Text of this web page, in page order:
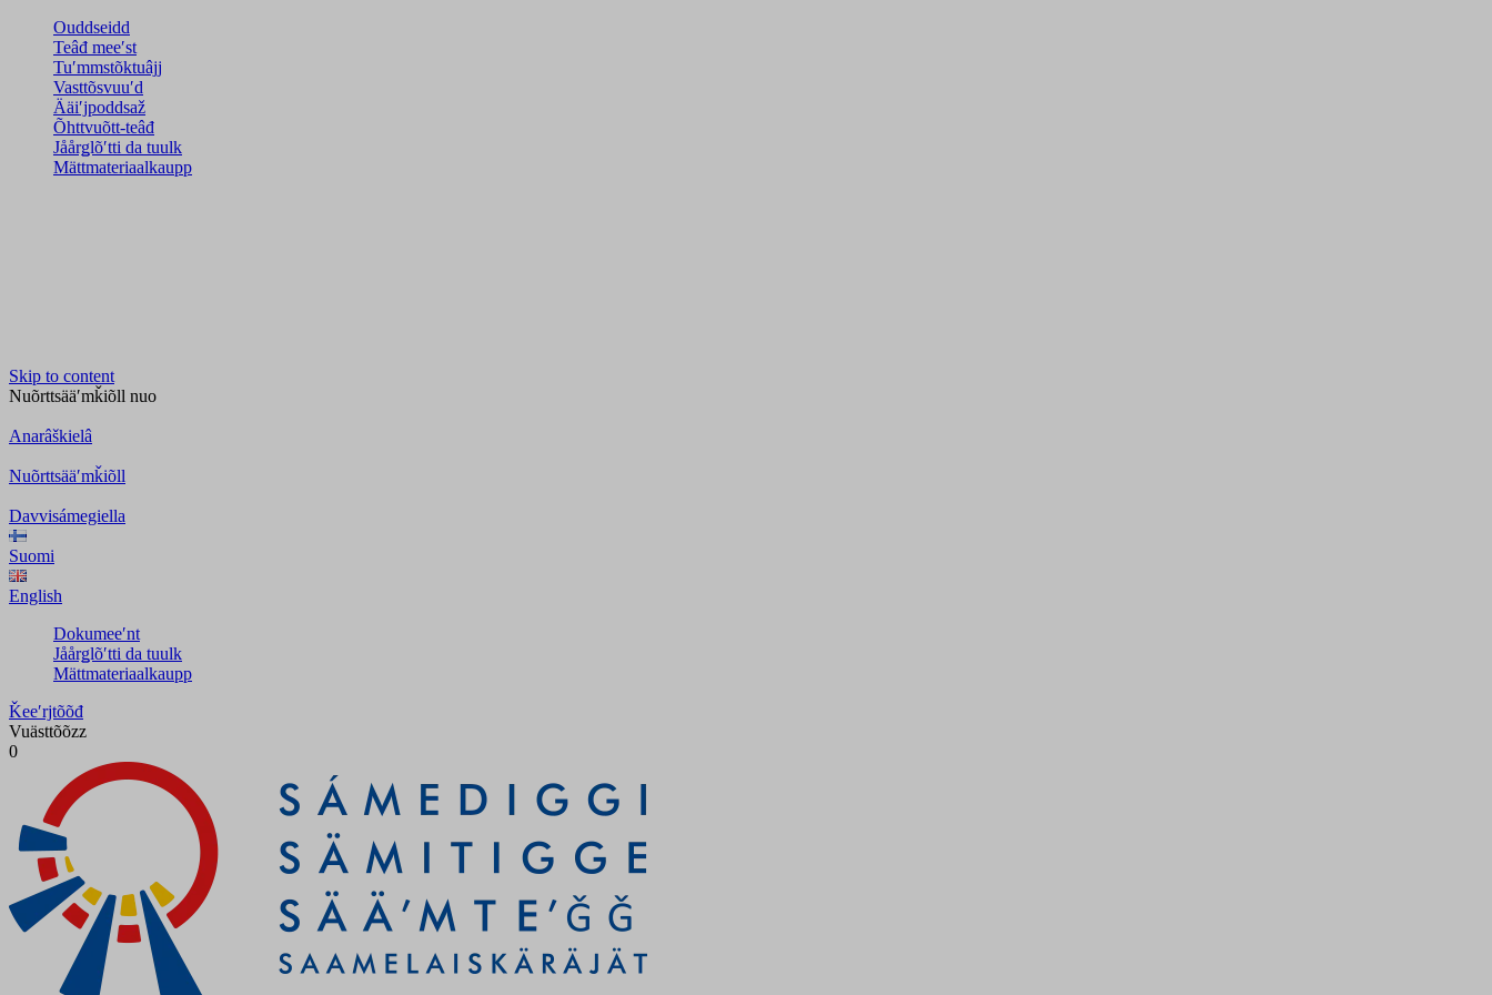
Ouddseidd
Teâđ meeʹst
Tuʹmmstõktuâjj
Vasttõsvuuʹd
Ääiʹjpoddsaž
Õhttvuõtt-teâđ
Jåårǥlõʹtti da tuulk
Mättmateriaalkaupp
Skip to content
Nuõrttsääʹmǩiõll nuo
Anarâškielâ
Nuõrttsääʹmǩiõll
Davvisámegiella
Suomi
English
Dokumeeʹnt
Jåårǥlõʹtti da tuulk
Mättmateriaalkaupp
Ǩeeʹrjtõõđ
Vuästtõõzz
0